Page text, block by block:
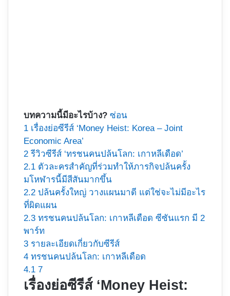
บทความนี้มีอะไรบ้าง? ซ่อน
1 เรื่องย่อซีรีส์ ‘Money Heist: Korea – Joint
Economic Area’
2 รีวิวซีรีส์ ‘ทรชนคนปล้นโลก: เกาหลีเดือด’
2.1 ตัวละครสำคัญที่ร่วมทำให้ภารกิจปล้นครั้ง
มโหฬารนี้มีสีสันมากขึ้น
2.2 ปล้นครั้งใหญ่ วางแผนมาดี แต่ใช่จะไม่มีอะไร
ที่ผิดแผน
2.3 ทรชนคนปล้นโลก: เกาหลีเดือด ซีซันแรก มี 2
พาร์ท
3 รายละเอียดเกี่ยวกับซีรีส์
4 ทรชนคนปล้นโลก: เกาหลีเดือด
4.1 7
เรื่องย่อซีรีส์ ‘Money Heist: